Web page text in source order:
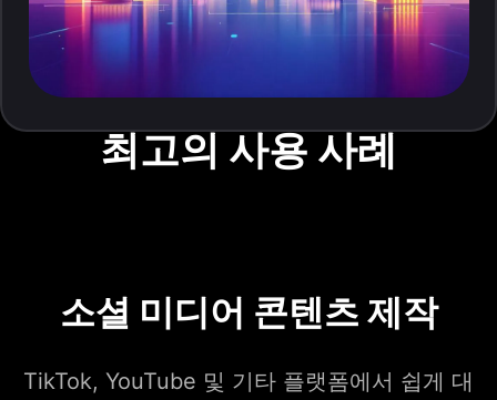
최고의 사용 사례
소셜 미디어 콘텐츠 제작
TikTok, YouTube 및 기타 플랫폼에서 쉽게 대